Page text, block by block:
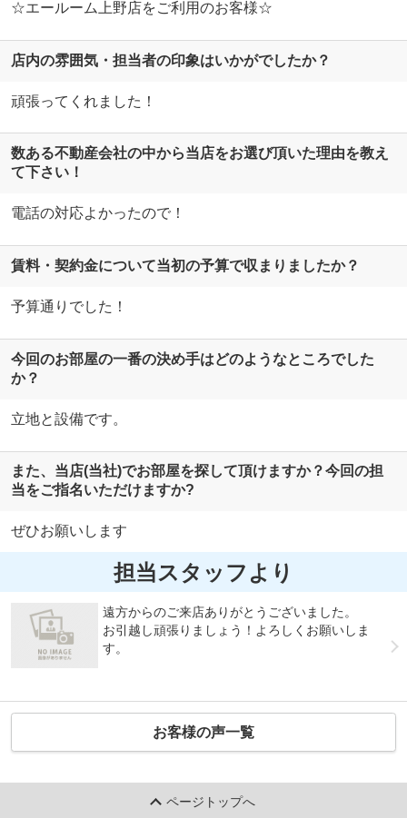
☆エールーム上野店をご利用のお客様☆
店内の雰囲気・担当者の印象はいかがでしたか？
頑張ってくれました！
数ある不動産会社の中から当店をお選び頂いた理由を教え
て下さい！
電話の対応よかったので！
賃料・契約金について当初の予算で収まりましたか？
予算通りでした！
今回のお部屋の一番の決め手はどのようなところでした
か？
立地と設備です。
また、当店(当社)でお部屋を探して頂けますか？今回の担
当をご指名いただけますか?
ぜひお願いします
担当スタッフより
遠方からのご来店ありがとうございました。
お引越し頑張りましょう！よろしくお願いしま
す。
お客様の声一覧
ページトップへ